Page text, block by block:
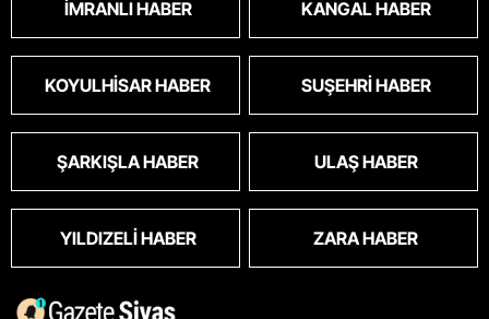
İMRANLI HABER KANGAL HABER
KOYULHISAR HABER SUŞEHRI HABER
ŞARKIŞLA HABER ULAŞ HABER
YILDIZELI HABER ZARA HABER